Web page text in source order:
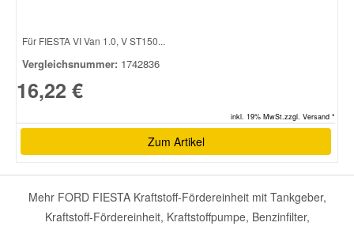
Für FIESTA VI Van 1.0, V ST150...
Vergleichsnummer: 1742836
16,22 €
inkl. 19% MwSt.zzgl. Versand *
Zum Artikel
Mehr FORD FIESTA Kraftstoff-Fördereinheit mit Tankgeber,
Kraftstoff-Fördereinheit, Kraftstoffpumpe, Benzinfilter,